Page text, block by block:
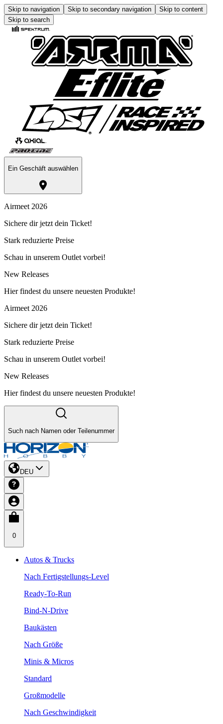
Skip to navigation Skip to secondary navigation
Skip to content
Skip to search
Ein Geschäft auswählen
Airmeet 2026
Sichere dir jetzt dein Ticket!
Stark reduzierte Preise
Schau in unserem Outlet vorbei!
New Releases
Hier findest du unsere neuesten Produkte!
Airmeet 2026
Sichere dir jetzt dein Ticket!
Stark reduzierte Preise
Schau in unserem Outlet vorbei!
New Releases
Hier findest du unsere neuesten Produkte!
Such nach Namen oder Teilenummer
DEU
0
Autos & Trucks
Nach Fertigstellungs-Level
Ready-To-Run
Bind-N-Drive
Baukästen
Nach Größe
Minis & Micros
Standard
Großmodelle
Nach Geschwindigkeit